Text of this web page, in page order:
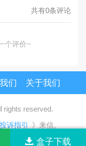
共有0条评论
个评价~
们 关于我们
rights reserved.
诉指引 》来信。
盒子下载